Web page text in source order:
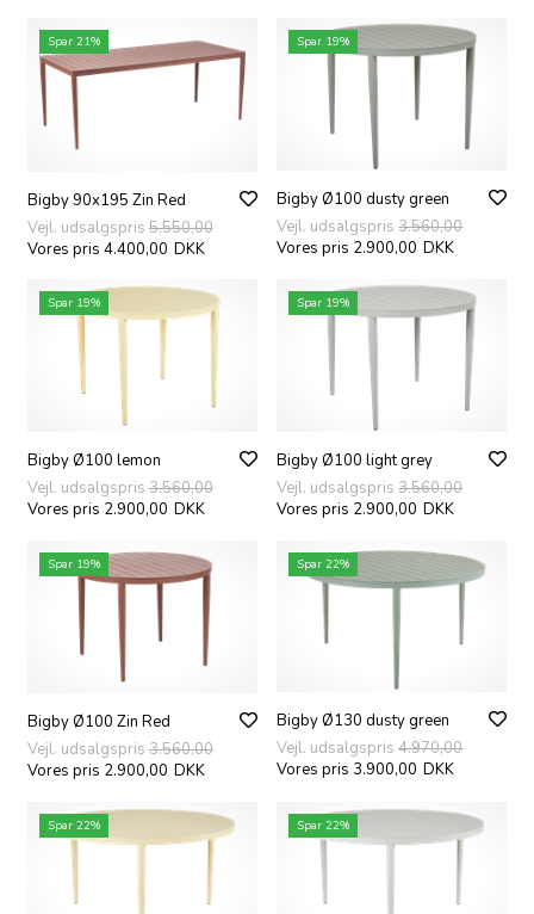
Spar 21%
Bigby 90x195 Zin Red
Vejl. udsalgspris 5.550,00
Vores pris 4.400,00 DKK
Spar 19%
Bigby Ø100 dusty green
Vejl. udsalgspris3.560,00
Vores pris 2.900,00 DKK
Spar 19%
Bigby Ø100 lemon
Vejl. udsalgspris 3.560,00
Vores pris 2.900,00 DKK
Spar 19%
Bigby Ø100 light grey
Vejl. udsalgspris3.560,00
Vores pris 2.900,00 DKK
Spar 19%
Bigby Ø100 Zin Red
Vejl. udsalgspris 3.560,00
Vores pris 2.900,00 DKK
Spar 22%
Bigby Ø130 dusty green
Vejl. udsalgspris4.970,00
Vores pris 3.900,00 DKK
Spar 22% Spar 22%